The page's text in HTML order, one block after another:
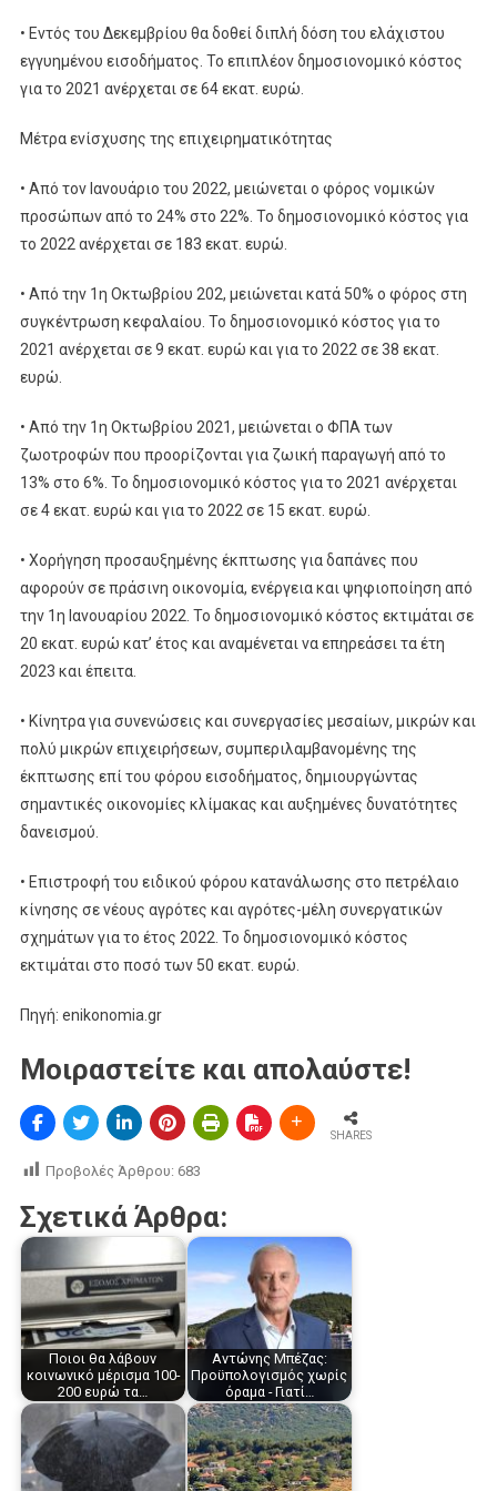
• Εντός του Δεκεμβρίου θα δοθεί διπλή δόση του ελάχιστου
εγγυημένου εισοδήματος. Το επιπλέον δημοσιονομικό κόστος
για το 2021 ανέρχεται σε 64 εκατ. ευρώ.
Μέτρα ενίσχυσης της επιχειρηματικότητας
• Από τον Ιανουάριο του 2022, μειώνεται ο φόρος νομικών
προσώπων από το 24% στο 22%. Το δημοσιονομικό κόστος για
το 2022 ανέρχεται σε 183 εκατ. ευρώ.
• Από την 1η Οκτωβρίου 202, μειώνεται κατά 50% ο φόρος στη
συγκέντρωση κεφαλαίου. Το δημοσιονομικό κόστος για το
2021 ανέρχεται σε 9 εκατ. ευρώ και για το 2022 σε 38 εκατ.
ευρώ.
• Από την 1η Οκτωβρίου 2021, μειώνεται ο ΦΠΑ των
ζωοτροφών που προορίζονται για ζωική παραγωγή από το
13% στο 6%. Το δημοσιονομικό κόστος για το 2021 ανέρχεται
σε 4 εκατ. ευρώ και για το 2022 σε 15 εκατ. ευρώ.
• Χορήγηση προσαυξημένης έκπτωσης για δαπάνες που
αφορούν σε πράσινη οικονομία, ενέργεια και ψηφιοποίηση από
την 1η Ιανουαρίου 2022. Το δημοσιονομικό κόστος εκτιμάται σε
20 εκατ. ευρώ κατ’ έτος και αναμένεται να επηρεάσει τα έτη
2023 και έπειτα.
• Κίνητρα για συνενώσεις και συνεργασίες μεσαίων, μικρών και
πολύ μικρών επιχειρήσεων, συμπεριλαμβανομένης της
έκπτωσης επί του φόρου εισοδήματος, δημιουργώντας
σημαντικές οικονομίες κλίμακας και αυξημένες δυνατότητες
δανεισμού.
• Επιστροφή του ειδικού φόρου κατανάλωσης στο πετρέλαιο
κίνησης σε νέους αγρότες και αγρότες-μέλη συνεργατικών
σχημάτων για το έτος 2022. Το δημοσιονομικό κόστος
εκτιμάται στο ποσό των 50 εκατ. ευρώ.
Πηγή: enikonomia.gr
Μοιραστείτε και απολαύστε!
SHARES
Προβολές Άρθρου: 683
Σχετικά Άρθρα:
Ποιοι θα λάβουν
κοινωνικό μέρισμα 100-
200 ευρώ τα…
Αντώνης Μπέζας:
Προϋπολογισμός χωρίς
όραμα - Γιατί…